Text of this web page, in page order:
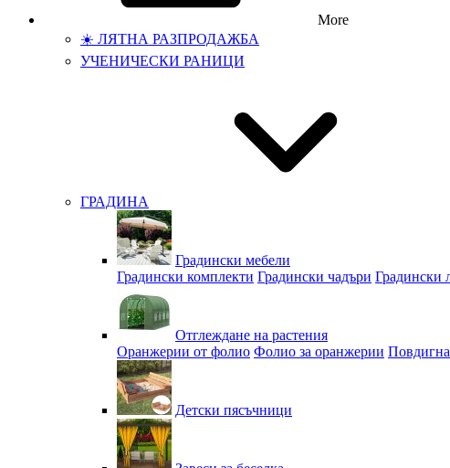
More
☀️ ЛЯТНА РАЗПРОДАЖБА
УЧЕНИЧЕСКИ РАНИЦИ
ГРАДИНА
Градински мебели
Градински комплекти Градински чадъри Градински
Отглеждане на растения
Оранжерии от фолио Фолио за оранжерии
Детски пясъчници